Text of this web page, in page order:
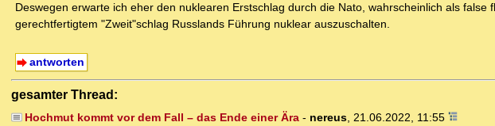
Deswegen erwarte ich eher den nuklearen Erstschlag durch die Nato, wahrscheinlich als
gerechtfertigtem "Zweit"schlag Russlands Führung nuklear auszuschalten.
antworten
gesamter Thread:
Hochmut kommt vor dem Fall – das Ende einer Ära- nereus, 21.06.2022, 11:55